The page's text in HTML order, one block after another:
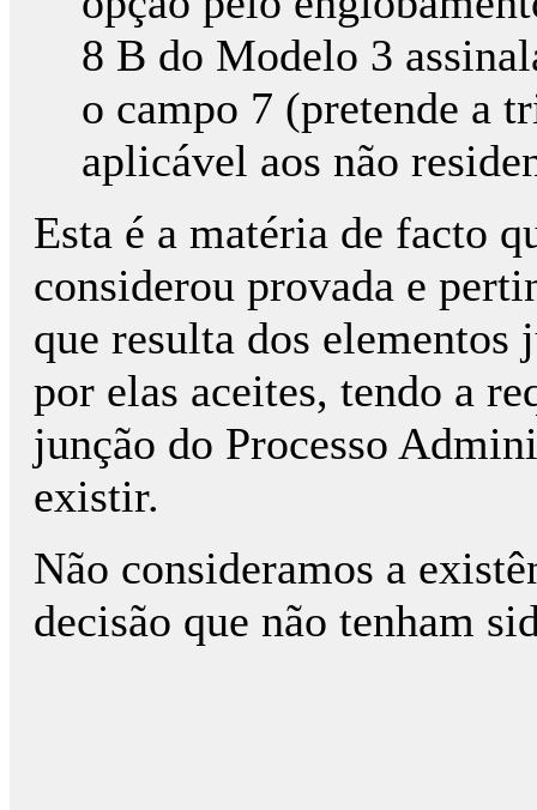
8 B do Modelo 3
o campo 7 (pretende a
aplicável aos não
Esta é a matéria de facto
considerou provada e
que resulta dos elementos
por elas aceites, tendo a
junção do Processo
existir.
Não consideramos a
decisão que não tenham